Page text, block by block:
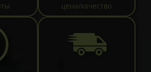
цена/качество